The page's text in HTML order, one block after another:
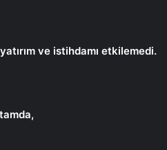
ve istihdamı etkilemedi.